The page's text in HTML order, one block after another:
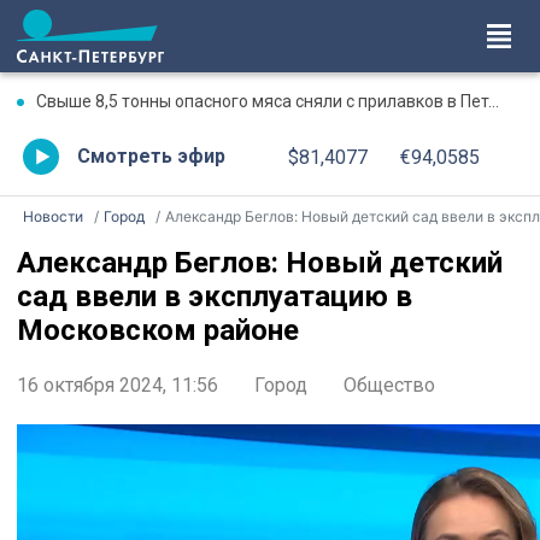
Свыше 8,5 тонны опасного мяса сняли с прилавков в Петербурге и Ленобласти с начала года
Смотреть эфир $81,4077 €94,0585
Новости Город Александр Беглов: Новый детский сад ввели в эксплуатацию в Московском районе
Александр Беглов: Новый детский
сад ввели в эксплуатацию в
Московском районе
16 октября 2024, 11:56 Город Общество